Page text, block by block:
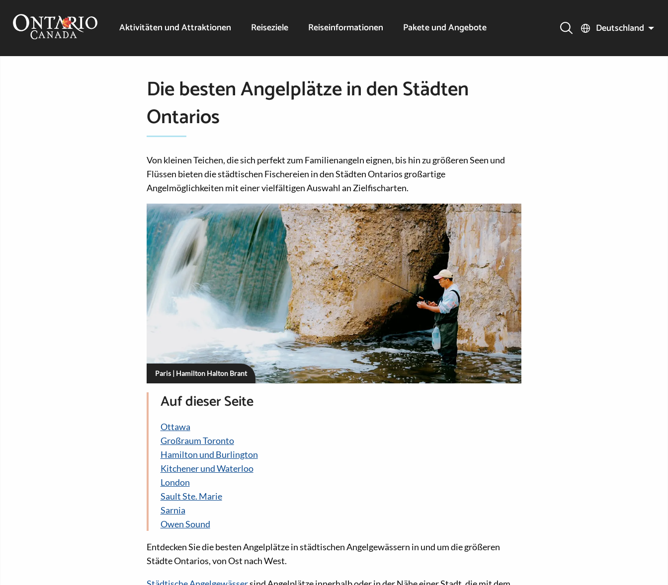
Aktivitäten und Attraktionen Reiseziele Reiseinformationen Pakete und Angebote Deutschland
Die besten Angelplätze in den Städten
Ontarios
Von kleinen Teichen, die sich perfekt zum Familienangeln eignen, bis hin zu größeren Seen und
Flüssen bieten die städtischen Fischereien in den Städten Ontarios großartige
Angelmöglichkeiten mit einer vielfältigen Auswahl an Zielfischarten.
Paris | Hamilton Halton Brant
Auf dieser Seite
Ottawa
Großraum Toronto
Hamilton und Burlington
Kitchener und Waterloo
London
Sault Ste. Marie
Sarnia
Owen Sound
Entdecken Sie die besten Angelplätze in städtischen Angelgewässern in und um die größeren
Städte Ontarios, von Ost nach West.